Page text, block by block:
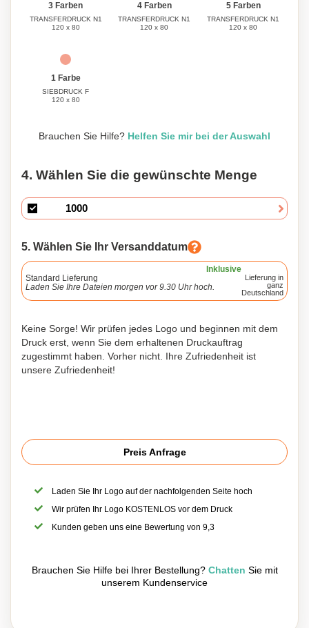
3 Farben
TRANSFERDRUCK N1
120 x 80
4 Farben
TRANSFERDRUCK N1
120 x 80
5 Farben
TRANSFERDRUCK N1
120 x 80
1 Farbe
SIEBDRUCK F
120 x 80
Brauchen Sie Hilfe? Helfen Sie mir bei der Auswahl
4. Wählen Sie die gewünschte Menge
5. Wählen Sie Ihr Versanddatum
Inklusive
Standard Lieferung
Laden Sie Ihre Dateien morgen vor 9.30 Uhr hoch.
Lieferung in
ganz
Deutschland
Keine Sorge! Wir prüfen jedes Logo und beginnen mit dem
Druck erst, wenn Sie dem erhaltenen Druckauftrag
zugestimmt haben. Vorher nicht. Ihre Zufriedenheit ist
unsere Zufriedenheit!
Preis Anfrage
Laden Sie Ihr Logo auf der nachfolgenden Seite hoch
Wir prüfen Ihr Logo KOSTENLOS vor dem Druck
Kunden geben uns eine Bewertung von 9,3
Brauchen Sie Hilfe bei Ihrer Bestellung? Chatten Sie mit
unserem Kundenservice